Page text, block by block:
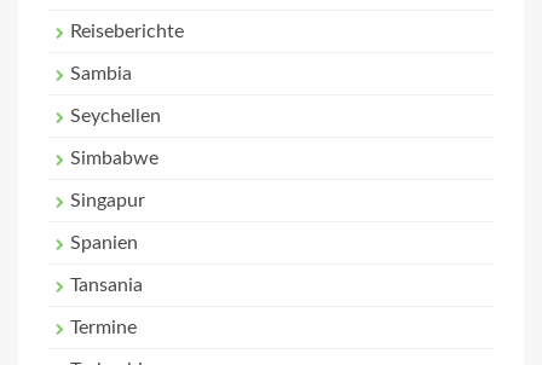
Reiseberichte
Sambia
Seychellen
Simbabwe
Singapur
Spanien
Tansania
Termine